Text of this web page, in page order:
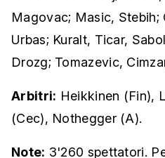
Magovac; Masic, Stebih;
Urbas; Kuralt, Ticar,
Drozg; Tomazevic,
Arbitri: Heikkinen (Fin),
(Cec), Nothegger (A).
Note: 3'260 spettatori.